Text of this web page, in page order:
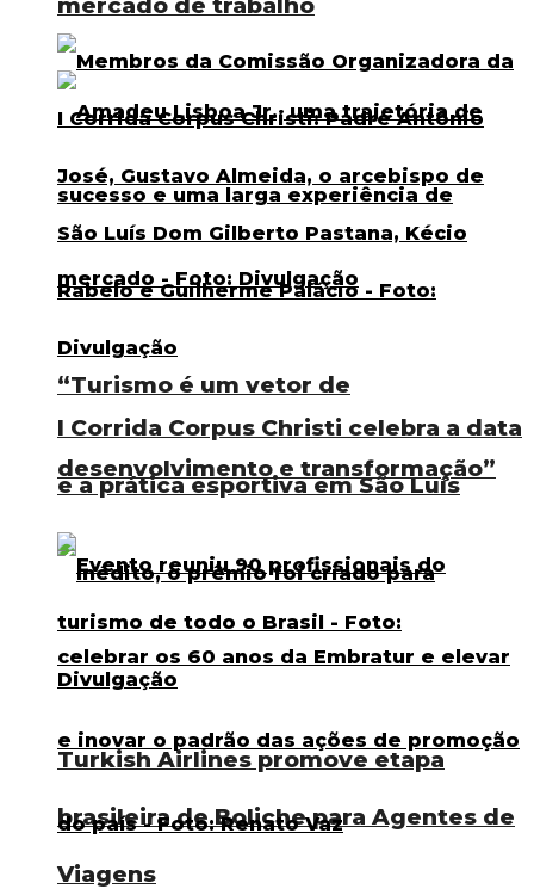
I Corrida Corpus Christi celebra a data
e a prática esportiva em São Luís
Turkish Airlines promove etapa
brasileira de Boliche para Agentes de
Viagens
mercado de trabalho
“Turismo é um vetor de
desenvolvimento e transformação”